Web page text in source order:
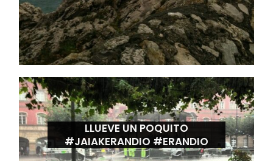
LLUEVE UN POQUITO
#JAIAKERANDIO #ERANDIO